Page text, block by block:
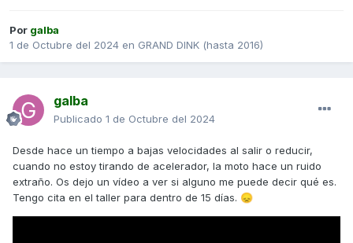
Por galba
1 de Octubre del 2024 en GRAND DINK (hasta 2016)
galba
Publicado 1 de Octubre del 2024
Desde hace un tiempo a bajas velocidades al salir o reducir,
cuando no estoy tirando de acelerador, la moto hace un ruido
extraño. Os dejo un vídeo a ver si alguno me puede decir qué es.
Tengo cita en el taller para dentro de 15 días. 😞